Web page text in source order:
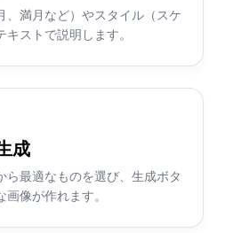
、満月など）やスタイル（スケ
ストで説明します。
成
ら最適なものを選び、生成ボタ
像が作れます。